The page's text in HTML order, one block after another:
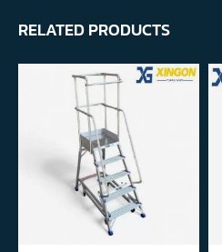
RELATED PRODUCTS